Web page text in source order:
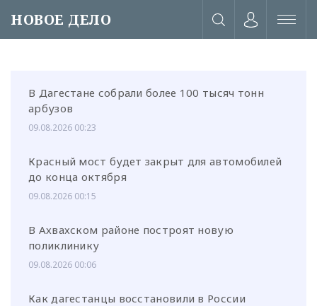
НОВОЕ ДЕЛО
В Дагестане собрали более 100 тысяч тонн
арбузов
09.08.2026 00:23
Красный мост будет закрыт для автомобилей
до конца октября
09.08.2026 00:15
В Ахвахском районе построят новую
поликлинику
09.08.2026 00:06
Как дагестанцы восстановили в России